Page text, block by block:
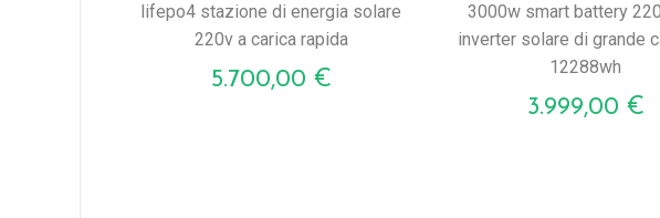
lifepo4 stazione di energia solare
220v a carica rapida
Prezzo
5.700,00 €
3000w smart battery
inverter solare di grande
12288wh
Prezzo
3.999,00 €